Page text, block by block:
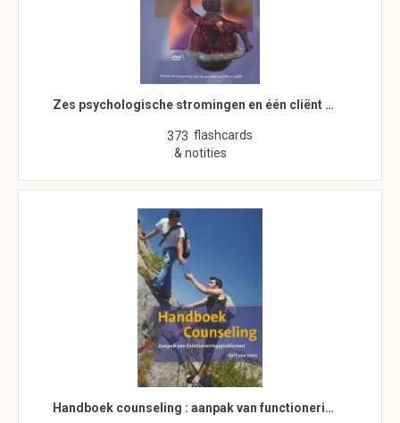
Zes psychologische stromingen en één cliënt …
373 flashcards
& notities
Handboek counseling : aanpak van functioneri…